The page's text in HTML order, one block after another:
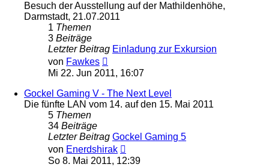
Besuch der Ausstellung auf der Mathildenhöhe,
Darmstadt, 21.07.2011
1 Themen
3 Beiträge
Letzter Beitrag Einladung zur Exkursion
von Fawkes
Beitrag
Mi 22. Jun 2011, 16:07
Gockel Gaming V - The Next Level
Die fünfte LAN vom 14. auf den 15. Mai 2011
5 Themen
34 Beiträge
Letzter Beitrag Gockel Gaming 5
von Enerdshirak
Beitrag
So 8. Mai 2011, 12:39